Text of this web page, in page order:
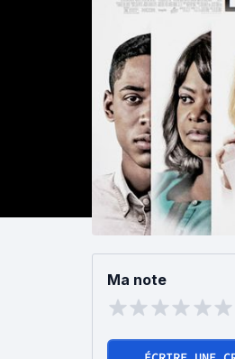
Ma note